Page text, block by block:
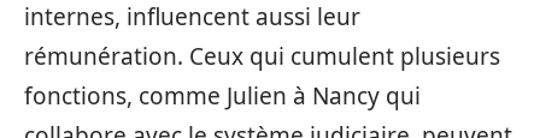
internes, influencent aussi leur
rémunération. Ceux qui cumulent plusieurs
fonctions, comme Julien à Nancy qui